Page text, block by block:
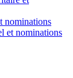
nominations
et nominations